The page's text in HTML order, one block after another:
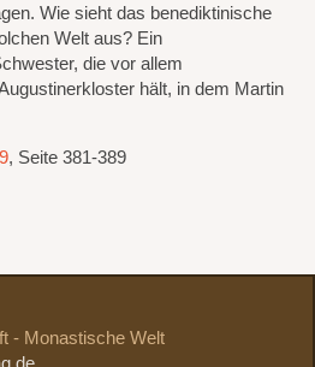
Wie sieht das benediktinische
Welt aus? Ein
die vor allem
hält, in dem Martin
, Seite 381-389
- Monastische Welt